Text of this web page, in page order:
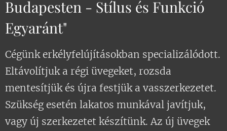
Budapesten - Stílus és Funkció
Egyaránt"
Cégünk erkélyfelújításokban specializálódott.
Eltávolítjuk a régi üvegeket, rozsda
mentesítjük és újra festjük a vasszerkezetet.
Szükség esetén lakatos munkával javítjuk,
vagy új szerkezetet készítünk. Az új üvegek